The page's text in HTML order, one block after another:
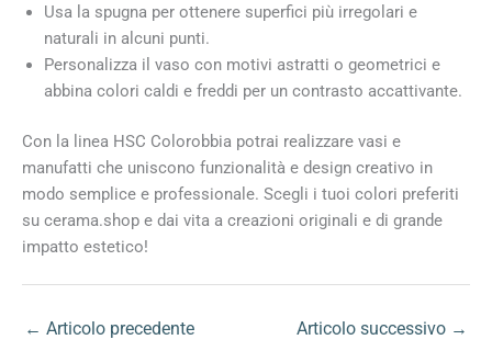
Usa la spugna per ottenere superfici più irregolari e
naturali in alcuni punti.
Personalizza il vaso con motivi astratti o geometrici e
abbina colori caldi e freddi per un contrasto accattivante.
Con la linea HSC Colorobbia potrai realizzare vasi e
manufatti che uniscono funzionalità e design creativo in
modo semplice e professionale. Scegli i tuoi colori preferiti
su cerama.shop e dai vita a creazioni originali e di grande
impatto estetico!
← Articolo precedente Articolo successivo →